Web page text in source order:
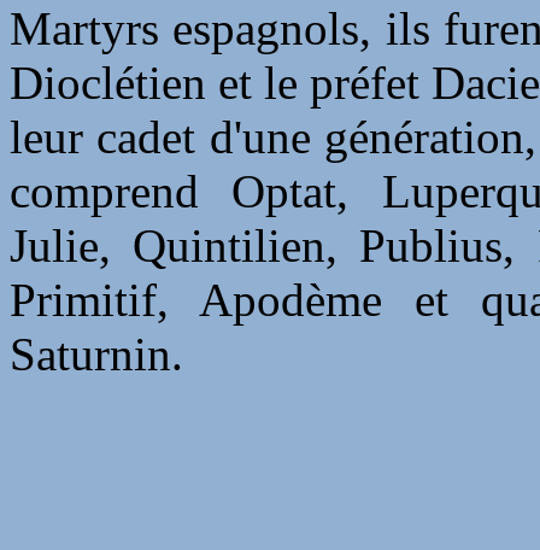
Martyrs espagnols, ils
Dioclétien et le préfet
leur cadet d'une
comprend Optat,
Julie, Quintilien, Publius,
Primitif, Apodème et
Saturnin.